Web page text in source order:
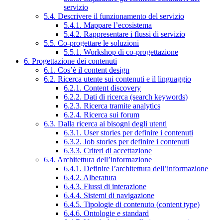
servizio
5.4. Descrivere il funzionamento del servizio
5.4.1. Mappare l’ecosistema
5.4.2. Rappresentare i flussi di servizio
5.5. Co-progettare le soluzioni
5.5.1. Workshop di co-progettazione
6. Progettazione dei contenuti
6.1. Cos’è il content design
6.2. Ricerca utente sui contenuti e il linguaggio
6.2.1. Content discovery
6.2.2. Dati di ricerca (search keywords)
6.2.3. Ricerca tramite analytics
6.2.4. Ricerca sui forum
6.3. Dalla ricerca ai bisogni degli utenti
6.3.1. User stories per definire i contenuti
6.3.2. Job stories per definire i contenuti
6.3.3. Criteri di accettazione
6.4. Architettura dell’informazione
6.4.1. Definire l’architettura dell’informazione
6.4.2. Alberatura
6.4.3. Flussi di interazione
6.4.4. Sistemi di navigazione
6.4.5. Tipologie di contenuto (content type)
6.4.6. Ontologie e standard